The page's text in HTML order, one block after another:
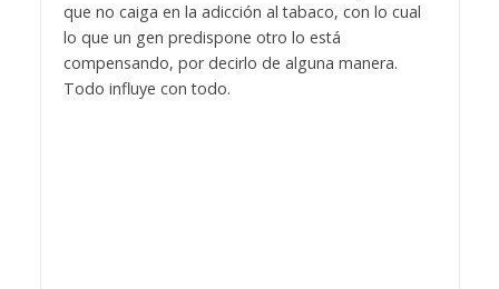
que no caiga en la adicción al tabaco, con lo cual
lo que un gen predispone otro lo está
compensando, por decirlo de alguna manera.
Todo influye con todo.